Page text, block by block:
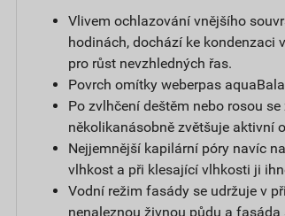
Vlivem ochlazování vnějšího
hodinách, dochází ke kondenzaci
pro růst nevzhledných řas.
Povrch omítky weberpas
Po zvlhčení deštěm nebo rosou
několikanásobně zvětšuje aktivní
Nejjemnější kapilární póry navíc
vlhkost a při klesající vlhkosti ji
Vodní režim fasády se udržuje v
nenaleznou živnou půdu a